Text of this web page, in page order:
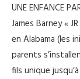
UNE ENFANCE
James Barney «
en Alabama (les
parents
fils unique